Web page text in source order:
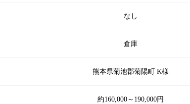
なし
倉庫
熊本県菊池郡菊陽町 K様
約160,000～190,000円